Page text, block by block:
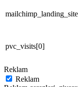
mailchimp_landing_site
pvc_visits[0]
Reklam
Reklam